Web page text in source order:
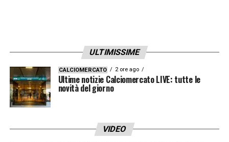
ULTIMISSIME
CALCIOMERCATO 2 ore ago
Ultime notizie Calciomercato LIVE: tutte le
novità del giorno
VIDEO